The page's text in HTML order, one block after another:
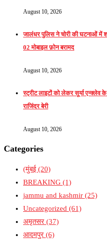
August 10, 2026
जालंधर पुलिस ने चोरी की घटनाओं में
02 मोबाइल फ़ोन बरामद
August 10, 2026
स्ट्रीट लाइटों को लेकर सूर्या
राजिंदर बेरी
August 10, 2026
Categories
(मुंबई (20)
BREAKING (1)
jammu and kashmir (25)
Uncategorized (61)
अमृतसर (37)
आदमपुर (6)